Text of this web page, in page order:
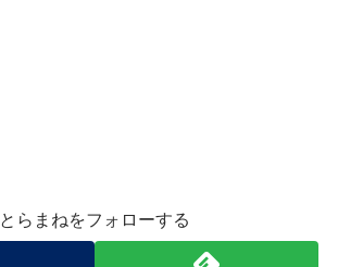
とらまねをフォローする